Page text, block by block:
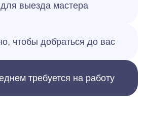
выезда мастера
чтобы добраться до вас
требуется на работу